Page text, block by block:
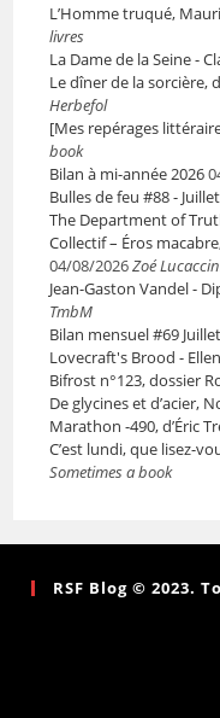
L’Homme truqué,
livres
La Dame de la Seine -
Le dîner de la sorcière,
Herbefol
[Mes repérages
book
Bilan à mi-année 2026
Bulles de feu #88 -
The Department of
Collectif – Éros
04/08/2026Zoé
Jean-Gaston Vandel -
TmbM
Bilan mensuel #69
Lovecraft's Brood -
Bifrost n°123, dossier
De glycines et d’acier,
Marathon -490, d’Éric
C’est lundi, que lisez-
Sometimes a book
RSF Blog © 2023.